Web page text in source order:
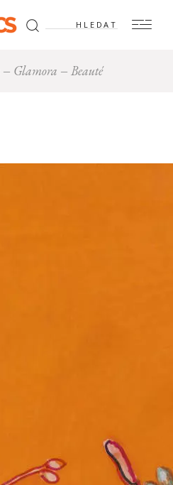
Hledat:
Glamora Beauté